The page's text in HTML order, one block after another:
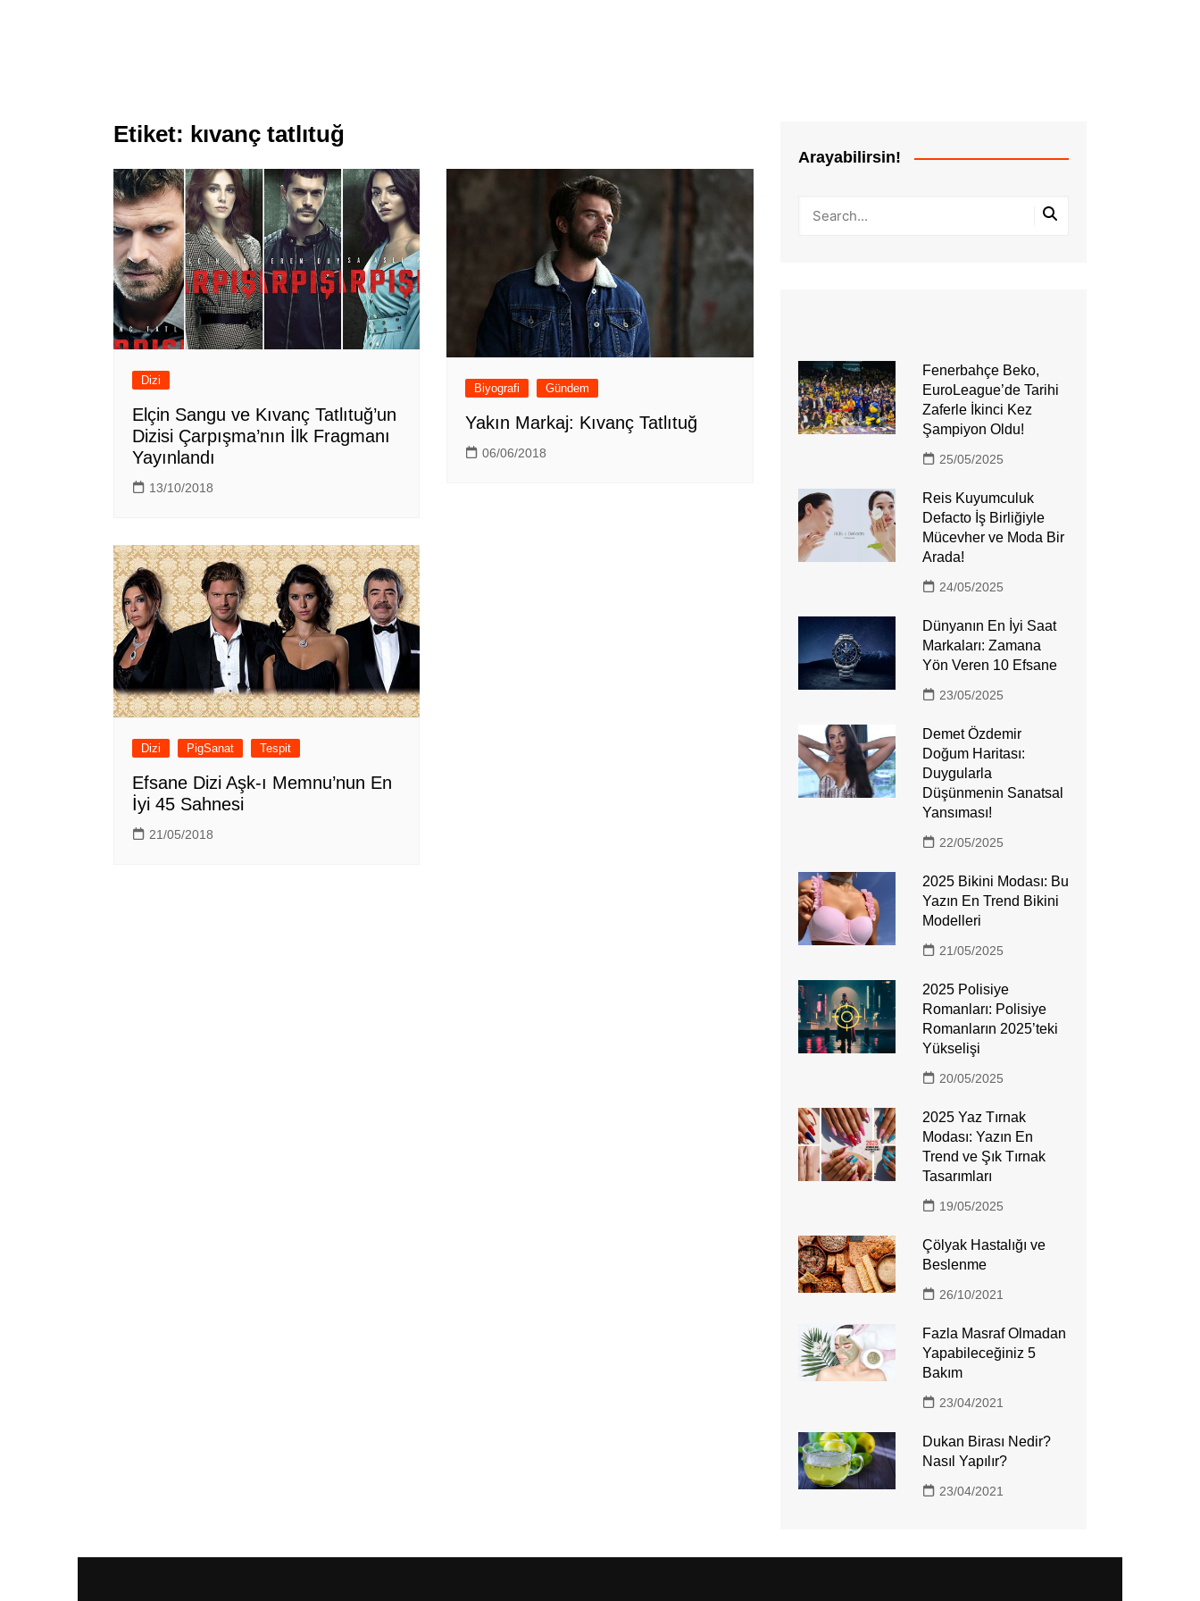
Etiket: kıvanç tatlıtuğ
Dizi
Elçin Sangu ve Kıvanç Tatlıtuğ’un
Dizisi Çarpışma’nın İlk Fragmanı
Yayınlandı
13/10/2018
Biyografi Gündem
Yakın Markaj: Kıvanç Tatlıtuğ
06/06/2018
Dizi PigSanat Tespit
Efsane Dizi Aşk-ı Memnu’nun En
İyi 45 Sahnesi
21/05/2018
Arayabilirsin!
Fenerbahçe Beko,
EuroLeague’de Tarihi
Zaferle İkinci Kez
Şampiyon Oldu!
25/05/2025
Reis Kuyumculuk
Defacto İş Birliğiyle
Mücevher ve Moda Bir
Arada!
24/05/2025
Dünyanın En İyi Saat
Markaları: Zamana
Yön Veren 10 Efsane
23/05/2025
Demet Özdemir
Doğum Haritası:
Duygularla
Düşünmenin Sanatsal
Yansıması!
22/05/2025
2025 Bikini Modası: Bu
Yazın En Trend Bikini
Modelleri
21/05/2025
2025 Polisiye
Romanları: Polisiye
Romanların 2025’teki
Yükselişi
20/05/2025
2025 Yaz Tırnak
Modası: Yazın En
Trend ve Şık Tırnak
Tasarımları
19/05/2025
Çölyak Hastalığı ve
Beslenme
26/10/2021
Fazla Masraf Olmadan
Yapabileceğiniz 5
Bakım
23/04/2021
Dukan Birası Nedir?
Nasıl Yapılır?
23/04/2021